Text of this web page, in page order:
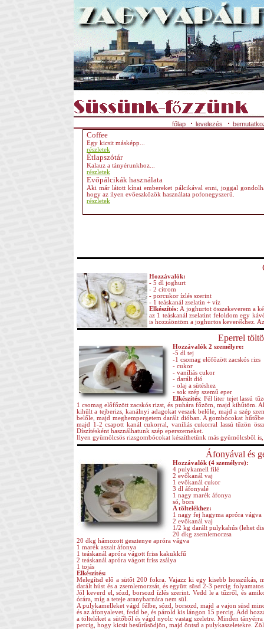
főlap levelezés
Coffee
Egy kicsit másképp...
részletek
Étlapszótár
Kalauz a tányérunkhoz
részletek
Evőpálcikák használata
Aki már látott kínai embereket pálcikával enni, joggal
hogy az ilyen evőeszközök használata pofonegyszerű.
részletek
Hozzávalók:
- 5 dl joghurt
- 2 citrom
- porcukor ízlés szerint
- 1 teáskanál zselatin + víz
Elkészítés: A joghurtot összekeverem a
az 1 teáskanál zselatint feloldom egy
is hozzáöntöm a joghurtos keverékhez.
Eperrel
Hozzávalók 2 személyre:
-5 dl tej
-1 csomag előfőzött zacskós rizs
- cukor
- vaníliás cukor
- darált dió
- olaj a sütéshez
- sok szép szemű eper
Elkészítés: Fél liter tejet lassú
1 csomag előfőzött zacskós rizst, és puhára főzöm, majd kihűtöm.
kihűlt a tejberizs, kanálnyi adagokat veszek belőle, majd a szép
belőle, majd meghempergetem darált dióban. A gombócokat
majd 1-2 csapott kanál cukorral, vaníliás cukorral lassú tűzön
Díszítésként használhatunk szép eperszemeket.
Ilyen gyümölcsös rizsgombócokat készíthetünk más gyümölcsből
Áfonyával és
Hozzávalók (4 személyre):
4 pulykamell filé
2 evőkanál vaj
1 evőkanál cukor
3 dl áfonyalé
1 nagy marék áfonya
só, bors
A töltelékhez:
1 nagy fej hagyma apróra vágva
2 evőkanál vaj
1/2 kg darált pulykahús (lehet
20 dkg zsemlemorzsa
20 dkg hámozott gesztenye apróra vágva
1 marék aszalt áfonya
1 teáskanál apróra vágott friss kakukkfű
2 teáskanál apróra vágott friss zsálya
1 tojás
Elkészítés:
Melegítsd elő a sütőt 200 fokra. Vajazz ki egy kisebb
darált húst és a zsemlemorzsát, és együtt süsd 2-3 percig
Jól keverd el, sózd, borsozd ízlés szerint. Vedd le a tűzről, és
órára, míg a teteje aranybarnára nem sül.
A pulykamelleket vágd félbe, sózd, borsozd, majd a vajon süsd
és az áfonyalevet, fedd be, és párold kis lángon 15 percig. Add
a tölteléket a sütőből és vágd nyolc vastag szeletre. Minden
percig, hogy kicsit besűrűsödjön, majd öntsd a pulykaszeletekre.